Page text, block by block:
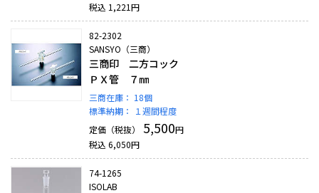
税込 1,221円
82-2302
SANSYO（三商）
三商印 二方コック
ＰＸ管 ７㎜
三商在庫： 18個
標準納期：
１週間程度
定価（税抜）
5,500円
税込 6,050円
74-1265
ISOLAB